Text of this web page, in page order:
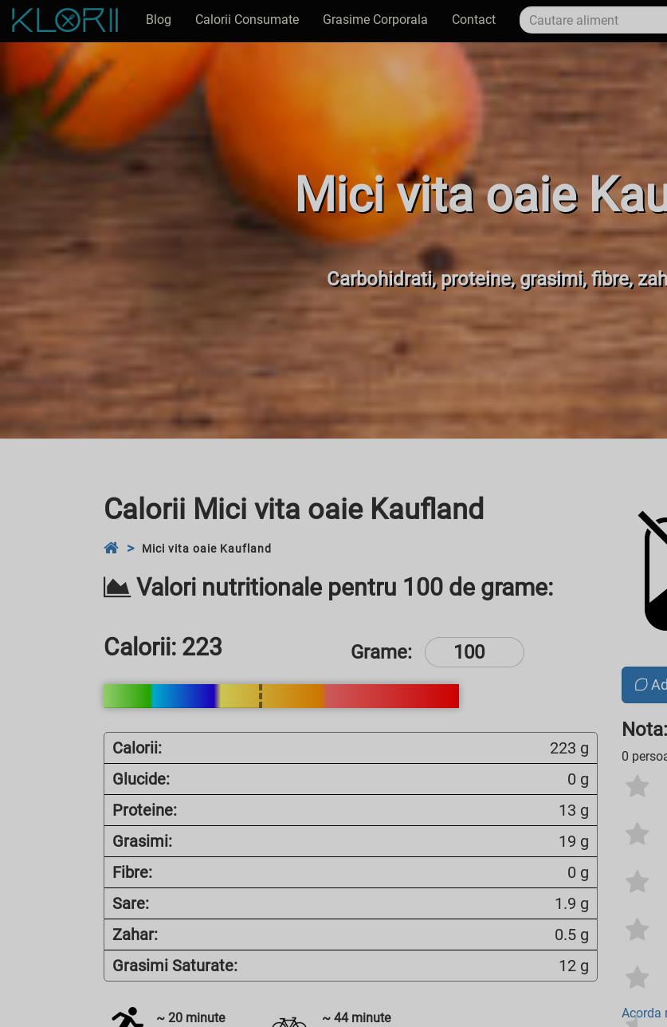
Blog Calorii Consumate Grasime Corporala Contact
Mici vita oaie
Carbohidrati, proteine, grasimi, fibre,
Calorii Mici vita oaie Kaufland
Mici vita oaie Kaufland
Valori nutritionale pentru 100 de grame:
Calorii: 223 Grame:
Calorii:
223 g
Glucide:
0 g
Proteine:
13 g
Grasimi:
19 g
Fibre:
0 g
Sare:
1.9 g
Zahar:
0.5 g
Grasimi Saturate:
12 g
~20 minute
~44minute
0
Acorda